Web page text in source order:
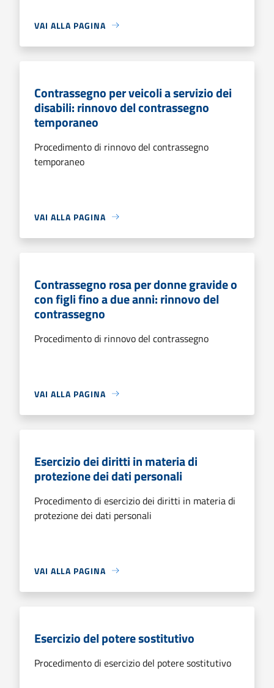
VAI ALLA PAGINA
Contrassegno per veicoli a servizio dei
disabili: rinnovo del contrassegno
temporaneo
Procedimento di rinnovo del contrassegno
temporaneo
VAI ALLA PAGINA
Contrassegno rosa per donne gravide o
con figli fino a due anni: rinnovo del
contrassegno
Procedimento di rinnovo del contrassegno
VAI ALLA PAGINA
Esercizio dei diritti in materia di
protezione dei dati personali
Procedimento di esercizio dei diritti in materia di
protezione dei dati personali
VAI ALLA PAGINA
Esercizio del potere sostitutivo
Procedimento di esercizio del potere sostitutivo